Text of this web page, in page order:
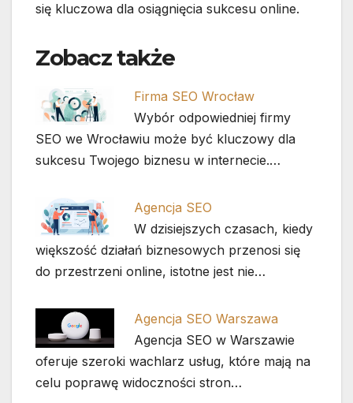
się kluczowa dla osiągnięcia sukcesu online.
Zobacz także
Firma SEO Wrocław
Wybór odpowiedniej firmy
SEO we Wrocławiu może być kluczowy dla
sukcesu Twojego biznesu w internecie.…
Agencja SEO
W dzisiejszych czasach, kiedy
większość działań biznesowych przenosi się
do przestrzeni online, istotne jest nie…
Agencja SEO Warszawa
Agencja SEO w Warszawie
oferuje szeroki wachlarz usług, które mają na
celu poprawę widoczności stron…